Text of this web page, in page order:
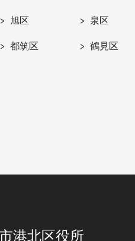
旭区 泉区
都筑区 鶴見区
港北区役所